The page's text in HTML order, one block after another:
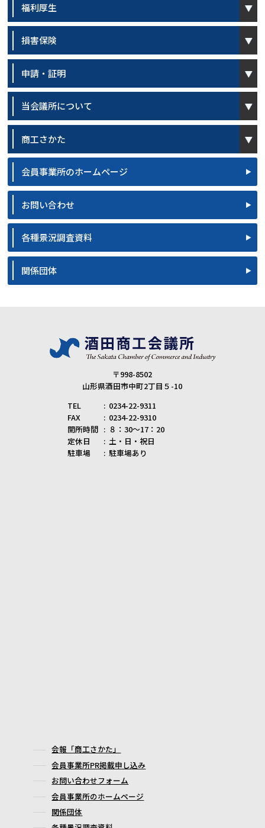
福利厚生
損害保険
申請・証明
当会議所について
商工さかた
会員事業所のホームページ
お問い合わせ
各種景況調査資料
関係団体
〒998-8502
山形県酒田市中町2丁目５-10
TEL
0234-22-9311
FAX
0234-22-9310
開所時間
８：30～17：20
定休日
土・日・祝日
駐車場
駐車場あり
会報「商工さかた」
会員事業所PR掲載申し込み
お問い合わせフォーム
会員事業所のホームページ
関係団体